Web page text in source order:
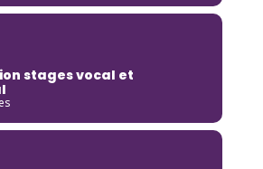
stages vocal et